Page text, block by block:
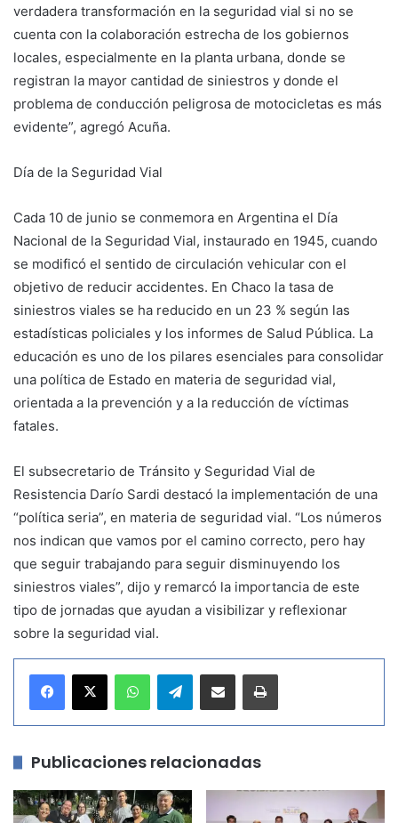
verdadera transformación en la seguridad vial si no se
cuenta con la colaboración estrecha de los gobiernos
locales, especialmente en la planta urbana, donde se
registran la mayor cantidad de siniestros y donde el
problema de conducción peligrosa de motocicletas es más
evidente”, agregó Acuña.
Día de la Seguridad Vial
Cada 10 de junio se conmemora en Argentina el Día
Nacional de la Seguridad Vial, instaurado en 1945, cuando
se modificó el sentido de circulación vehicular con el
objetivo de reducir accidentes. En Chaco la tasa de
siniestros viales se ha reducido en un 23 % según las
estadísticas policiales y los informes de Salud Pública. La
educación es uno de los pilares esenciales para consolidar
una política de Estado en materia de seguridad vial,
orientada a la prevención y a la reducción de víctimas
fatales.
El subsecretario de Tránsito y Seguridad Vial de
Resistencia Darío Sardi destacó la implementación de una
“política seria”, en materia de seguridad vial. “Los números
nos indican que vamos por el camino correcto, pero hay
que seguir trabajando para seguir disminuyendo los
siniestros viales”, dijo y remarcó la importancia de este
tipo de jornadas que ayudan a visibilizar y reflexionar
sobre la seguridad vial.
Telegram
Publicaciones relacionadas